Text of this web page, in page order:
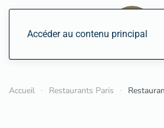
Accéder au contenu principal
Accueil Restaurants Paris